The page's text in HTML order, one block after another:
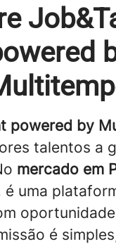
powered by
talentos a
mercado em
é uma
é